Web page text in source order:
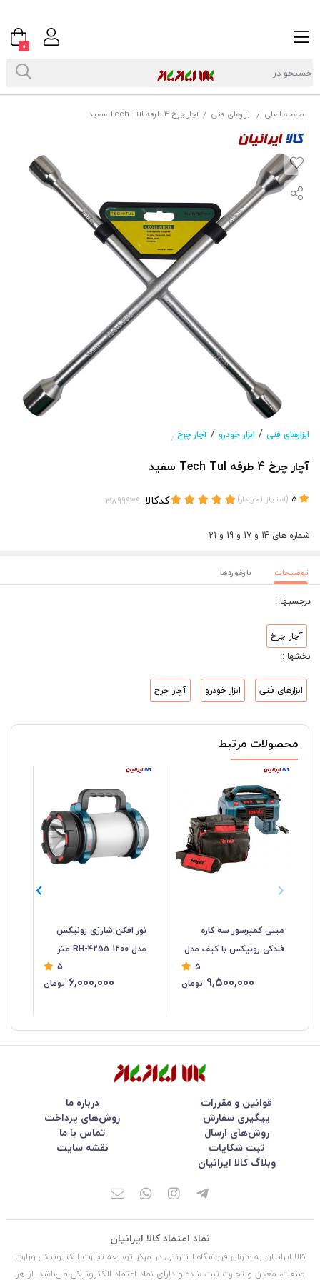
صفحه اصلی / ابزارهای فنی / آچار چرخ 4 طرفه Tech Tul سفید
ابزارهای فنی / ابزار خودرو / آچار چرخ /
آچار چرخ 4 طرفه Tech Tul سفید
(امتیاز 1خریدار) کدکالا:
شماره های 14 و 17 و 19 و 21
توضیحات بازخوردها
برچسبها :
آچار چرخ
بخشها :
ابزارهای فنی ابزار خودرو آچار چرخ
محصولات مرتبط
مینی کمپرسور سه کاره
فندکی رونیکس با کیف مدل
5
9,500,000 تومان
نور افکن شارژی رونیکس
مدل RH-4255 1200 متر
5
6,000,000 تومان
قوانین و مقررات
درباره ما
پیگیری سفارش
روش‌های پرداخت
روش‌های ارسال
تماس با ما
ثبت شکایات
نقشه سایت
وبلاگ کالا ایرانیان
نماد اعتماد کالا ایرانیان
کالا ایرانیان به عنوان فروشگاه اینترنتی در مركز توسعه تجارت الكترونیكی وزارت
صنعت، معدن و تجارت ثبت شده و دارای نماد اعتماد الكترونیكی می‌باشد. از هر
0